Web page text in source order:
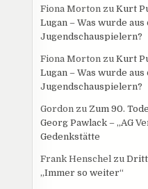
Fiona Mortonzu Kurt
Lugan – Was wurde aus
Jugendschauspielern?
Fiona Mortonzu Kurt
Lugan – Was wurde aus
Jugendschauspielern?
Gordonzu Zum 90.
Georg Pawlack – „AG
Gedenkstätte
Frank Henschelzu
„Immer so weiter“